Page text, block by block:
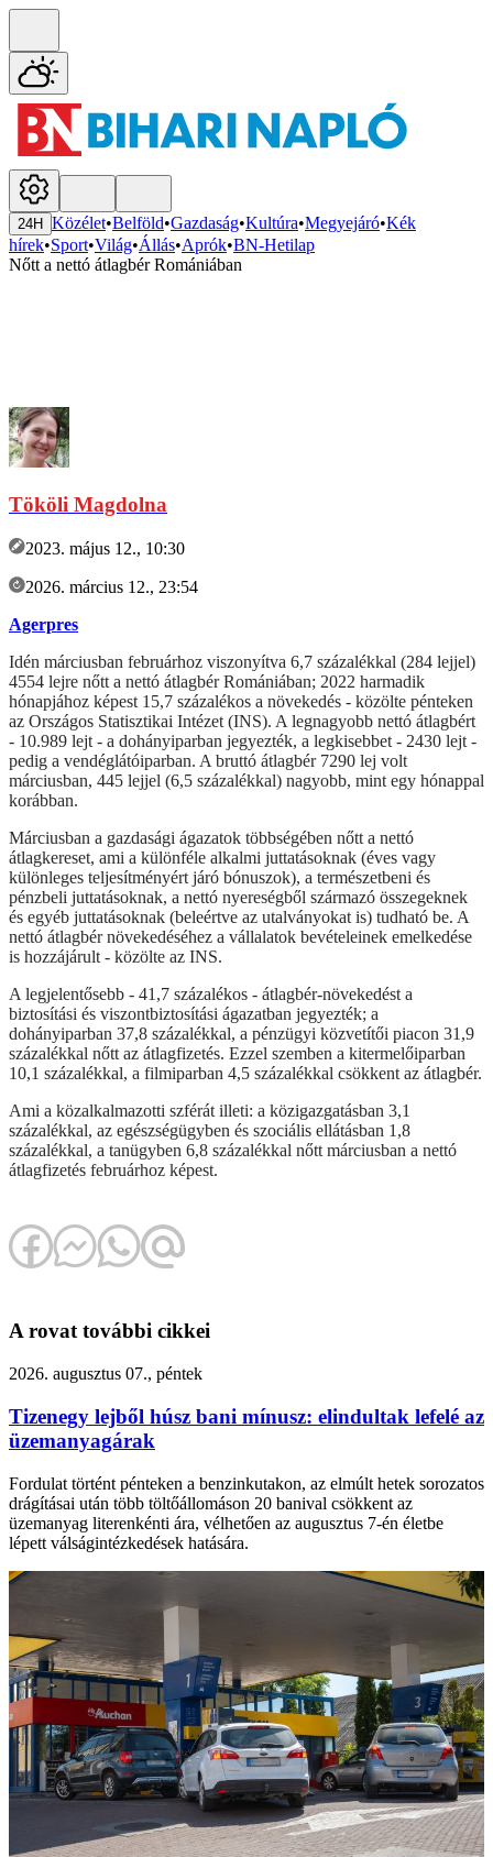
24H Közélet•Belföld•Gazdaság•Kultúra•Megyejáró•Kék
hírek•Sport•Világ•Állás•Aprók•BN-Hetilap
Nőtt a nettó átlagbér Romániában
Tököli Magdolna
2023. május 12., 10:30
2026. március 12., 23:54
Agerpres
Idén márciusban februárhoz viszonyítva 6,7 százalékkal (284 lejjel)
4554 lejre nőtt a nettó átlagbér Romániában; 2022 harmadik
hónapjához képest 15,7 százalékos a növekedés - közölte pénteken
az Országos Statisztikai Intézet (INS). A legnagyobb nettó átlagbért
- 10.989 lejt - a dohányiparban jegyezték, a legkisebbet - 2430 lejt -
pedig a vendéglátóiparban. A bruttó átlagbér 7290 lej volt
márciusban, 445 lejjel (6,5 százalékkal) nagyobb, mint egy hónappal
korábban.
Márciusban a gazdasági ágazatok többségében nőtt a nettó
átlagkereset, ami a különféle alkalmi juttatásoknak (éves vagy
különleges teljesítményért járó bónuszok), a természetbeni és
pénzbeli juttatásoknak, a nettó nyereségből származó összegeknek
és egyéb juttatásoknak (beleértve az utalványokat is) tudható be. A
nettó átlagbér növekedéséhez a vállalatok bevételeinek emelkedése
is hozzájárult - közölte az INS.
A legjelentősebb - 41,7 százalékos - átlagbér-növekedést a
biztosítási és viszontbiztosítási ágazatban jegyezték; a
dohányiparban 37,8 százalékkal, a pénzügyi közvetítői piacon 31,9
százalékkal nőtt az átlagfizetés. Ezzel szemben a kitermelőiparban
10,1 százalékkal, a filmiparban 4,5 százalékkal csökkent az átlagbér.
Ami a közalkalmazotti szférát illeti: a közigazgatásban 3,1
százalékkal, az egészségügyben és szociális ellátásban 1,8
százalékkal, a tanügyben 6,8 százalékkal nőtt márciusban a nettó
átlagfizetés februárhoz képest.
A rovat további cikkei
2026. augusztus 07., péntek
Tizenegy lejből húsz bani mínusz: elindultak lefelé az
üzemanyagárak
Fordulat történt pénteken a benzinkutakon, az elmúlt hetek sorozatos
drágításai után több töltőállomáson 20 banival csökkent az
üzemanyag literenkénti ára, vélhetően az augusztus 7-én életbe
lépett válságintézkedések hatására.